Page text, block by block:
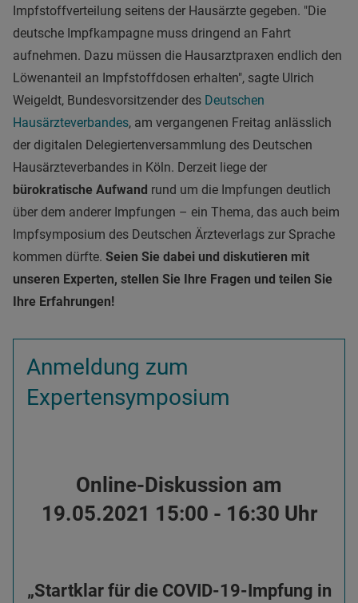
Impfstoffverteilung seitens der Hausärzte gegeben. "Die
deutsche Impfkampagne muss dringend an Fahrt
aufnehmen. Dazu müssen die Hausarztpraxen endlich den
Löwenanteil an Impfstoffdosen erhalten", sagte Ulrich
Weigeldt, Bundesvorsitzender des Deutschen
Hausärzteverbandes, am vergangenen Freitag anlässlich
der digitalen Delegiertenversammlung des Deutschen
Hausärzteverbandes in Köln. Derzeit liege der
bürokratische Aufwand rund um die Impfungen deutlich
über dem anderer Impfungen – ein Thema, das auch beim
Impfsymposium des Deutschen Ärzteverlags zur Sprache
kommen dürfte. Seien Sie dabei und diskutieren mit
unseren Experten, stellen Sie Ihre Fragen und teilen Sie
Ihre Erfahrungen!
Anmeldung zum
Expertensymposium
Online-Diskussion am
19.05.2021 15:00 - 16:30 Uhr
„Startklar für die COVID-19-Impfung in